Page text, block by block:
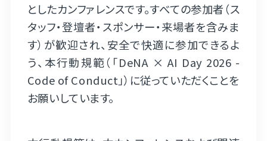
としたカンファレンスです。すべての参加者（ス
タッフ・登壇者・スポンサー・来場者を含みま
す）が歓迎され、安全で快適に参加できるよ
う、本行動規範（「DeNA × AI Day 2026 -
Code of Conduct」）に従っていただくことを
お願いしています。